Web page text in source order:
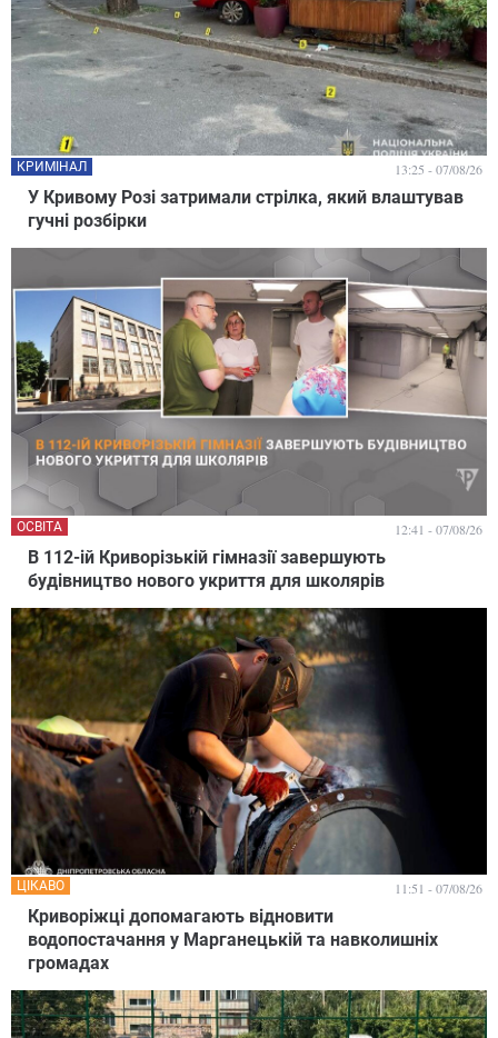
У Кривому Розі затримали стрілка, який влаштував
гучні розбірки
КРИМІНАЛ 13:25 - 07/08/26
В 112-ій Криворізькій гімназії завершують
будівництво нового укриття для школярів
ОСВІТА 12:41 - 07/08/26
Криворіжці допомагають відновити
водопостачання у Марганецькій та навколишніх
громадах
ЦІКАВО 11:51 - 07/08/26